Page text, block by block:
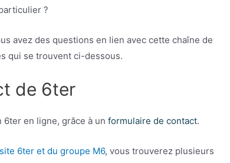
?
avez des questions en lien avec cette chaîne de
qui se trouvent ci-dessous.
de 6ter
en ligne, grâce à un formulaire de contact.
6ter et du groupe M6, vous trouverez plusieurs